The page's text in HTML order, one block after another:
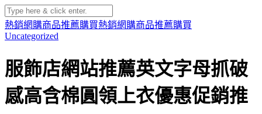
熱銷網購商品推薦購買熱銷網購商品推薦購買
Uncategorized
服飾店網站推薦英文字母抓破
感高含棉圓領上衣優惠促銷推